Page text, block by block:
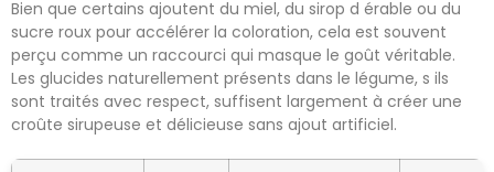
Bien que certains ajoutent du miel, du sirop d érable ou du
sucre roux pour accélérer la coloration, cela est souvent
perçu comme un raccourci qui masque le goût véritable.
Les glucides naturellement présents dans le légume, s ils
sont traités avec respect, suffisent largement à créer une
croûte sirupeuse et délicieuse sans ajout artificiel.